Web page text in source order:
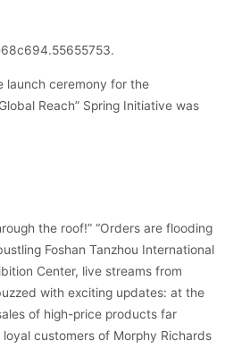
launch ceremony for the
Reach” Spring Initiative was
the roof!” “Orders are flooding
Foshan Tanzhou International
Center, live streams from
with exciting updates: at the
of high-price products far
customers of Morphy Richards